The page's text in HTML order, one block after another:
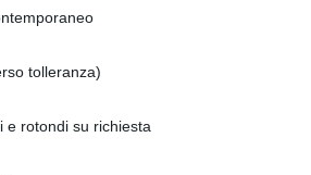
tolleranza)
e rotondi su richiesta